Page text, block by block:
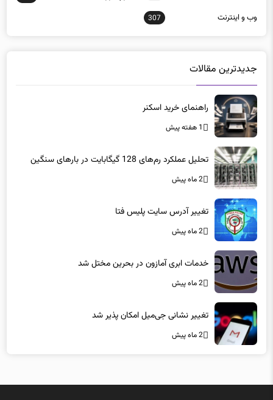
راهنمای خرید اسکنر
1 هفته پیش
2 ماه پیش
2 ماه پیش
2 ماه پیش
2 ماه پیش
میزبانی درهاست لاراولفاماسرور